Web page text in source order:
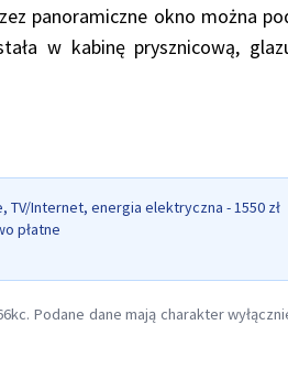
panoramiczne okno można
w kabinę prysznicową,
TV/Internet, energia elektryczna - 1550 zł
płatne
Podane dane mają charakter